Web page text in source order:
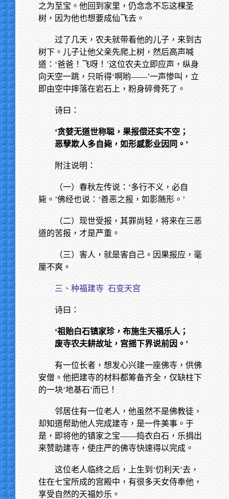
之为至宝。他回到家里，仍念念不忘这棵圣
树，因为他也想要成仙飞去。
过了几天，农夫就带看他的儿子，来到古
树下。儿子让他父亲先爬上树，然后高声喊
道：‘爸爸！飞呀！’这位农夫立即应声，纵身
向天空一跳，只听得‘啊哟——’一声惨叫，立
即由空中摔落在岩石上，粉身碎骨死了。
诗曰：
‘贪婪无道世称聪，果报偿还实不空；
恶孽欺人多自毙，如形感影业因同。’
附注说明：
（一）春秋左传说：‘多行不义，必自
毙。’佛经也说：‘善恶之报，如影随形。’
（二）现世受报，其罪尚轻，将来在三恶
道的苦报，才是严重。
（三）害人，就是害自己。因果报应，毫
厘不爽。
三、种福建寺 石变天宫
诗曰：
‘祖贻白石镇家珍，布施生天福乐人；
废寺农夫耕故址，宫摇下界说前因。’
有一位长者，想发心兴建一座佛寺，供佛
安僧。他把建寺的材料都筹备齐全，仅缺柱下
的一块‘地基石’而已！
邻居住有一位老人，他虽然不是佛教徒，
却知道帮助他人完成建寺，是一件美事。于
是，即将他的镇家之宝——捣衣白石，乐捐出
来赞助建寺，使庄严的佛寺快速得以完成。
这位老人临终之后，上生到‘忉利天’去，
住在七宝所成的宫殿中，有很多天女侍奉他，
享受自然的天福妙乐。